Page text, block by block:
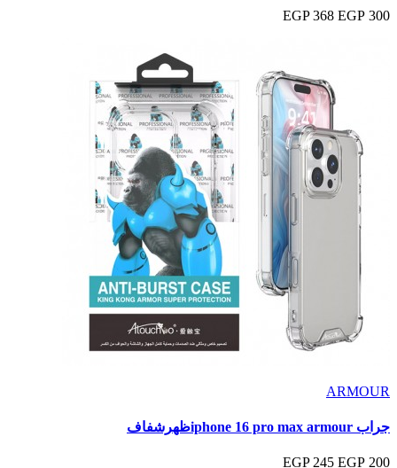
300 EGP
368 EGP
ARMOUR
جراب iphone 16 pro max armourظهرشفاف
200 EGP
245 EGP